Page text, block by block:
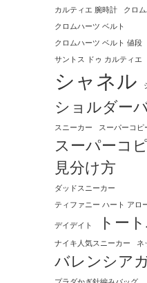
カルティエ 腕時計
クロ
クロムハーツ ベルト
クロムハーツ ベルト 値段
サントス ドゥ カルティエ
シャネル
ショルダー
スニーカー スーパーコピ
スーパーコ
見分け方
ダッドスニーカー
ティファニー ハート アロ
デイデイト トー
ナイキ人気スニーカー ネ
バレンシア